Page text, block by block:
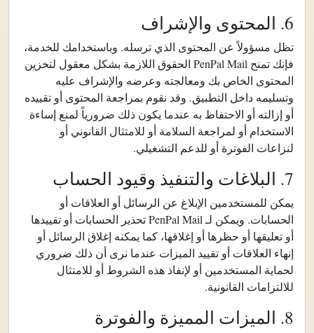
6. المحتوى والإشراف
تظل مسؤولاً عن المحتوى الذي ترسله. وباستخدامك للخدمة،
فإنك تمنح PenPal Mail الحقوق اللازمة بشكل معقول لتخزين
المحتوى الخاص بك ومعالجته وعرضه والإشراف عليه
وتسليمه داخل التطبيق. وقد نقوم بمراجعة المحتوى أو تقييده
أو إزالته أو الاحتفاظ به عندما يكون ذلك ضرورياً لمنع إساءة
الاستخدام أو لمراجعة السلامة أو للامتثال القانوني أو
لنزاعات الفوترة أو للدعم التشغيلي.
7. البلاغات والتنفيذ وقيود الحساب
يمكن للمستخدمين الإبلاغ عن الرسائل أو العلاقات أو
الحسابات. ويمكن لـ PenPal Mail تحذير الحسابات أو تقييدها
أو تعليقها أو حظرها أو إغلاقها، كما يمكنه إغلاق الرسائل أو
إنهاء العلاقات أو تقييد الميزات عندما نرى أن ذلك ضروري
لحماية المستخدمين أو لإنفاذ هذه الشروط أو للامتثال
للالتزامات القانونية.
8. الميزات المميزة والفوترة